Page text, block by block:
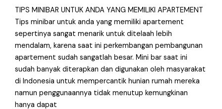
TIPS MINIBAR UNTUK ANDA YANG MEMILIKI APARTEMENT
Tips minibar untuk anda yang memiliki apartement
sepertinya sangat menarik untuk ditelaah lebih
mendalam, karena saat ini perkembangan pembangunan
apartement sudah sangatlah besar. Mini bar saat ini
sudah banyak diterapkan dan digunakan oleh masyarakat
di Indonesia untuk mempercantik hunian rumah mereka
namun penggunaannya tidak menutup kemungkinan
hanya dapat